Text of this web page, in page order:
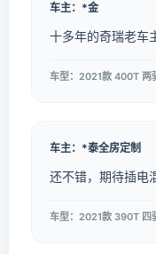
车主：*金
十多年的奇瑞老车
车型：2021款 400T 两
车主：*泰全房定制
还不错，期待插电
车型：2021款 390T 四